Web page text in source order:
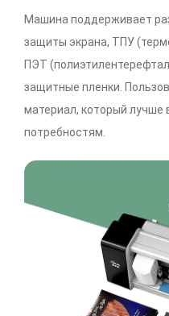
Машина поддерживает
защиты экрана, ТПУ
ПЭТ
защитные пленки.
материал, который лучше
потребностям.